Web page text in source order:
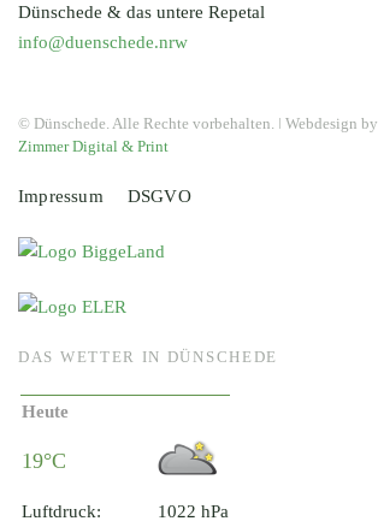
Dünschede & das untere Repetal
info@duenschede.nrw
© Dünschede. Alle Rechte vorbehalten. ǀ Webdesign by
Zimmer Digital & Print
Impressum DSGVO
DAS WETTER IN DÜNSCHEDE
Heute
19°C
Luftdruck:
1022 hPa